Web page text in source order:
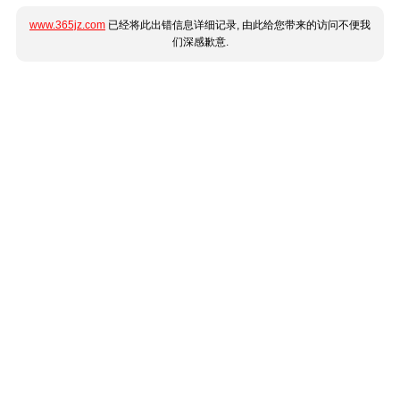
www.365jz.com 已经将此出错信息详细记录, 由此给您带来的访问不便我
们深感歉意.